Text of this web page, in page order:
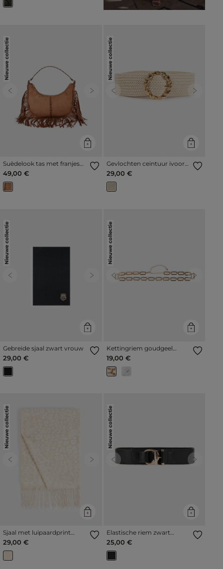
Nieuwe collectie
Previous Next
Suèdelook tas met franjes
beige vrouw
49,00 €
Nieuwe collectie
Previous Next
Gevlochten ceintuur ivoor
vrouw
29,00 €
Nieuwe collectie
Previous Next
Gebreide sjaal zwart vrouw
29,00 €
Nieuwe collectie
Previous Next
Kettingriem goudgeel
vrouw
19,00 €
Nieuwe collectie
Previous Next
Sjaal met luipaardprint
ivoor vrouw
29,00 €
Nieuwe collectie
Previous Next
Elastische riem zwart
vrouw
25,00 €